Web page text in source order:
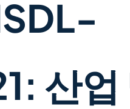
산업